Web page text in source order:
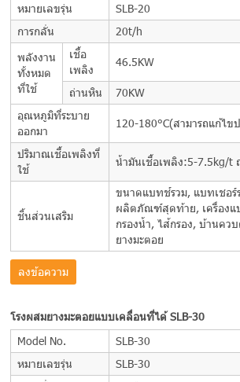
หมายเลขรุ่น
SLB-20
การกลั่น
20t/h
พลังงาน
ทั้งหมด
ที่ใช้
เชื้อ
เพลิง
46.5KW
ถ่านหิน
70KW
อุณหภูมิที่ระบาย
ออกมา
120-180°C(สามารถแก้ไข
ปริมาณเชื้อเพลิงที่
ใช้
น้ำมันเชื้อเพลิง:5-7.5kg/t
ชิ้นส่วนเสริม
ขนาดแบทช์รวม, แบทเชอร์
ผลิตภัณฑ์สุดท้าย, เครื่องแ
กรองน้ำ, ไส้กรอง, บ้านคว
ยางมะตอย
ลงข้อความ
โรงผสมยางมะตอยแบบเคลื่อนที่ได้ SLB-30
Model No.
SLB-30
หมายเลขรุ่น
SLB-30